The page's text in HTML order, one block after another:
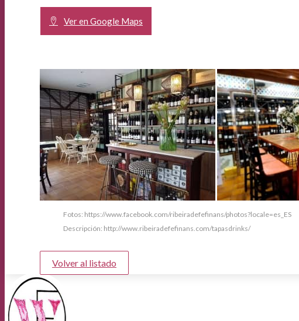
Ver en Google Maps
Fotos: https://www.facebook.com/ribeiradefefinans/photos?locale=es_ES
Descripción: http://www.ribeiradefefinans.com/tapasdrinks/
Volver al listado